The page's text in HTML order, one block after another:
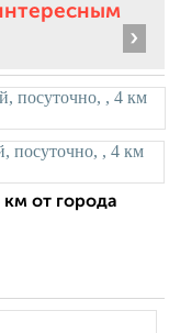
›
от города